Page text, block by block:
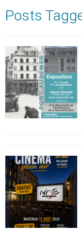
Posts